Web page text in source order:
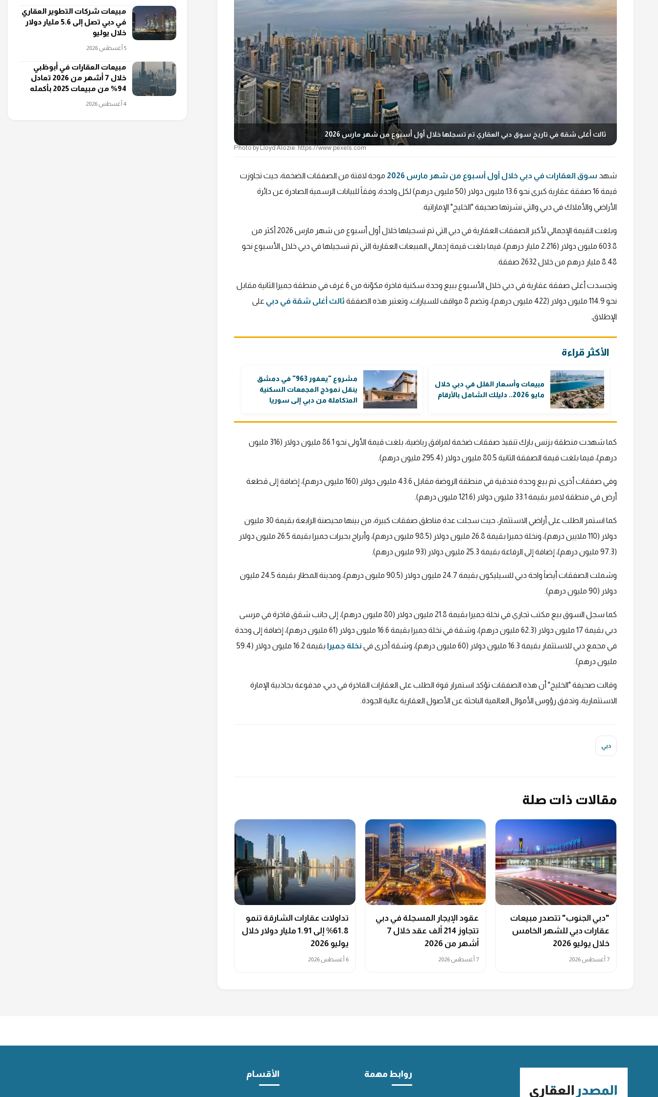
ثالث أغلى شقة في تاريخ سوق دبي العقاري تم تسجلها خلال أول أسبوع من شهر مارس 2026
Photo by Lloyd Alozie: https://www.pexels.com
شهد سوق العقارات في دبي خلال أول أسبوع من شهر مارس 2026
موجة لافتة من الصفقات الضخمة، حيث تجاوزت
قيمة 16 صفقة عقارية كبرى نحو 13.6 مليون دولار (50 مليون درهم) لكل واحدة، وفقاً للبيانات الرسمية الصادرة عن دائرة
الأراضي والأملاك في دبي والتي نشرتها صحيفة "الخليج" الإماراتية.
وبلغت القيمة الإجمالي لأكبر الصفقات العقارية في دبي التي تم تسجيلها خلال أول أسبوع من شهر مارس 2026 أكثر من
603.8 مليون دولار (2.216 مليار درهم)، فيما بلغت قيمة إجمالي المبيعات العقارية التي تم تسجيلها في دبي خلال الأسبوع نحو
8.48 مليار درهم من خلال 2632 صفقة.
وتجسدت أغلى صفقة عقارية في دبي خلال الأسبوع ببيع وحدة سكنية فاخرة مكوّنة من 6 غرف في منطقة جميرا الثانية مقابل
نحو 114.9 مليون دولار (422 مليون درهم)، وتضم 8 مواقف للسيارات، وتعتبر هذه الصفقة
ثالث أغلى شقة في دبي على
الإطلاق.
الأكثر قراءة
مبيعات وأسعار الفلل في دبي خلال
مايو 2026.. دليلك الشامل بالأرقام
مشروع "يعفور 963" في دمشق
ينقل نموذج المجمعات السكنية
المتكاملة من دبي إلى سوريا
كما شهدت منطقة بزنس بارك تنفيذ صفقات ضخمة لمرافق رياضية، بلغت قيمة الأولى نحو 86.1 مليون دولار (316 مليون
درهم)، فيما بلغت قيمة الصفقة الثانية 80.5 مليون دولار (295.4 مليون درهم).
وفي صفقات أخرى، تم بيع وحدة فندقية في منطقة الروضة مقابل 43.6 مليون دولار (160 مليون درهم)، إضافة إلى قطعة
أرض في منطقة لامير بقيمة 33.1 مليون دولار (121.6 مليون درهم).
كما استمر الطلب على أراضي الاستثمار، حيث سجلت عدة مناطق صفقات كبيرة، من بينها محيصنة الرابعة بقيمة 30 مليون
دولار (110 ملايين درهم)، ونخلة جميرا بقيمة 26.8 مليون دولار (98.5 مليون درهم)، وأبراج بحيرات جميرا بقيمة 26.5 مليون دولار
(97.3 مليون درهم)، إضافة إلى الرفاعة بقيمة 25.3 مليون دولار (93 مليون درهم).
وشملت الصفقات أيضاً واحة دبي للسيليكون بقيمة 24.7 مليون دولار (90.5 مليون درهم)، ومدينة المطار بقيمة 24.5 مليون
دولار (90 مليون درهم).
كما سجل السوق بيع مكتب تجاري في نخلة جميرا بقيمة 21.8 مليون دولار (80 مليون درهم)، إلى جانب شقق فاخرة في مرسى
دبي بقيمة 17 مليون دولار (62.3 مليون درهم)، وشقة في نخلة جميرا بقيمة 16.6 مليون دولار (61 مليون درهم)، إضافة إلى وحدة
في مجمع دبي للاستثمار بقيمة 16.3 مليون دولار (60 مليون درهم)، وشقة أخرى في
نخلة جميرا
بقيمة 16.2 مليون دولار (59.4
مليون درهم).
وقالت صحيفة "الخليج" أن هذه الصفقات تؤكد استمرار قوة الطلب على العقارات الفاخرة في دبي، مدفوعة بجاذبية الإمارة
الاستثمارية، وتدفق رؤوس الأموال العالمية الباحثة عن الأصول العقارية عالية الجودة.
دبي
مقالات ذات صلة
"دبي الجنوب" تتصدر مبيعات
عقارات دبي للشهر الخامس
خلال يوليو 2026
7 أغسطس 2026
عقود الإيجار المسجلة في دبي
تتجاوز 214 ألف عقد خلال 7
أشهر من 2026
7 أغسطس 2026
تداولات عقارات الشارقة تنمو
61.8% إلى 1.91 مليار دولار خلال
يوليو 2026
6 أغسطس 2026
مبيعات شركات التطوير العقاري
في دبي تصل إلى 5.6 مليار دولار
خلال يوليو
5 أغسطس 2026
مبيعات العقارات في أبوظبي
خلال 7 أشهر من 2026 تعادل
94% من مبيعات 2025 بأكمله
4 أغسطس 2026
روابط مهمة الأقسام